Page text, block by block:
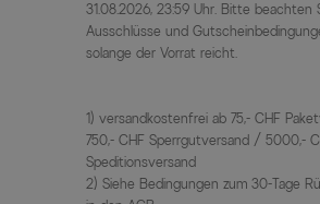
31.08.2026, 23:59 Uhr. Bitte beachten
Ausschlüsse und
solange der Vorrat reicht.
1) versandkostenfrei ab 75,- CHF
750,- CHF Sperrgutversand / 5000,-
Speditionsversand
2) Siehe Bedingungen zum 30-Tage